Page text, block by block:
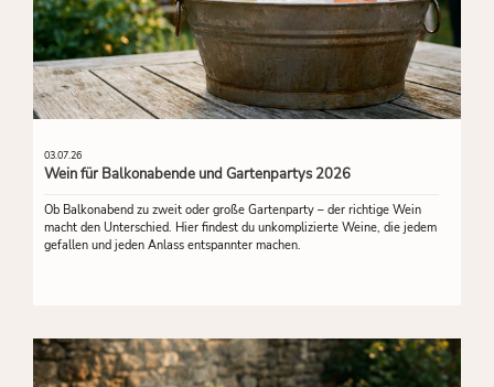
03.07.26
Wein für Balkonabende und Gartenpartys 2026
Ob Balkonabend zu zweit oder große Gartenparty – der richtige Wein
macht den Unterschied. Hier findest du unkomplizierte Weine, die jedem
gefallen und jeden Anlass entspannter machen.